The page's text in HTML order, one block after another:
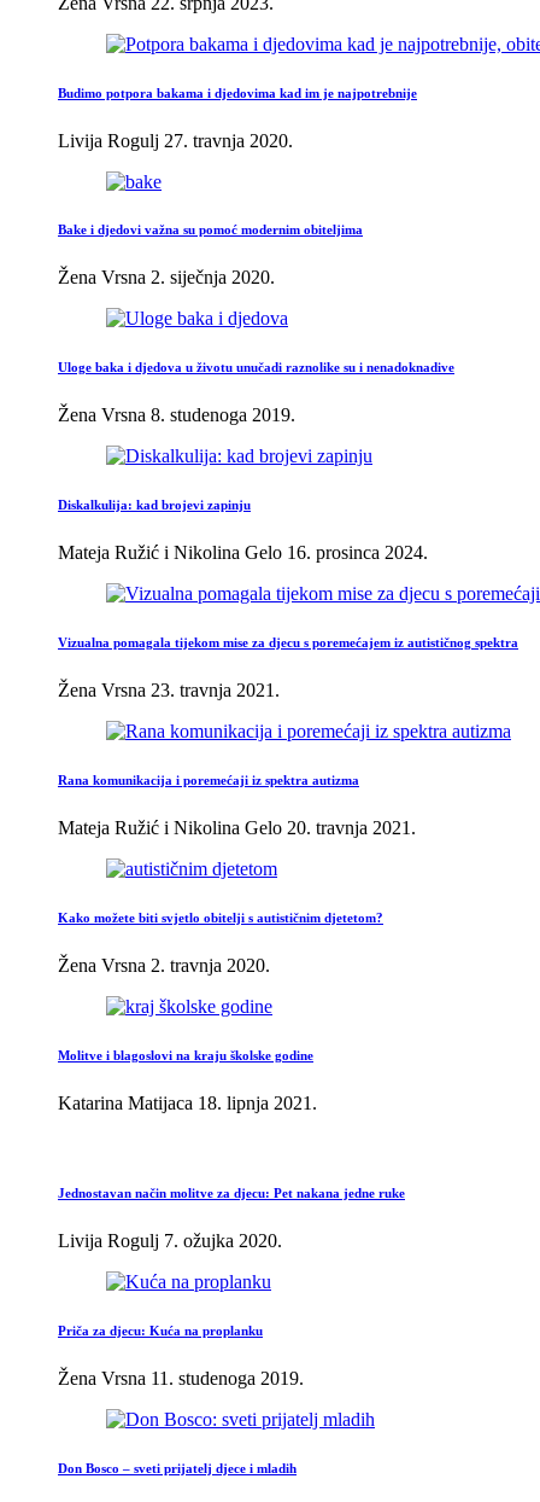
Budimo potpora bakama i djedovima kad im je najpotrebnije
Livija Rogulj 27. travnja 2020.
Bake i djedovi važna su pomoć modernim obiteljima
Žena Vrsna 2. siječnja 2020.
Uloge baka i djedova u životu unučadi raznolike su i nenadoknadive
Žena Vrsna 8. studenoga 2019.
Diskalkulija: kad brojevi zapinju
Mateja Ružić i Nikolina Gelo 16. prosinca 2024.
Vizualna pomagala tijekom mise za djecu s poremećajem iz autističnog spektra
Žena Vrsna 23. travnja 2021.
Rana komunikacija i poremećaji iz spektra autizma
Mateja Ružić i Nikolina Gelo 20. travnja 2021.
Kako možete biti svjetlo obitelji s autističnim djetetom?
Žena Vrsna 2. travnja 2020.
Molitve i blagoslovi na kraju školske godine
Katarina Matijaca 18. lipnja 2021.
Jednostavan način molitve za djecu: Pet nakana jedne ruke
Livija Rogulj 7. ožujka 2020.
Priča za djecu: Kuća na proplanku
Žena Vrsna 11. studenoga 2019.
Don Bosco – sveti prijatelj djece i mladih